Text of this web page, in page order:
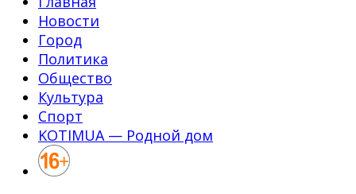
Новости
Город
Политика
Общество
Культура
Спорт
KOTIMUA — Родной дом